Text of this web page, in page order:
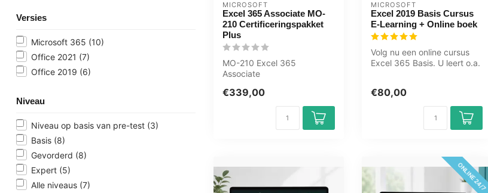
Versies
Microsoft 365 (10)
Office 2021 (7)
Office 2019 (6)
Niveau
Niveau op basis van pre-test (3)
Basis (8)
Gevorderd (8)
Expert (5)
Alle niveaus (7)
MICROSOFT
Excel 365 Associate MO-
210 Certificeringspakket
Plus
MO-210 Excel 365
Associate
learning BGE, GMetrix pr...
€339,00
MICROSOFT
Excel 2019 Basis Cursus
E-Learning + Online boek
Volg nu een online cursus
Excel 365 Basis. U leert o.a.
€80,00
ONLINE 24/7